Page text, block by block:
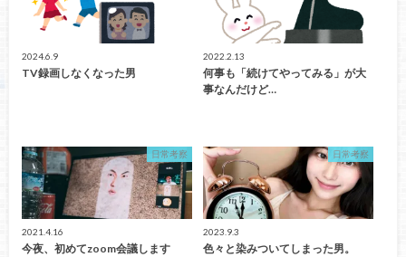
2024.6.9
TV録画しなくなった男
2022.2.13
何事も「続けてやってみる」が大
事なんだけど…
日常考察
2021.4.16
今夜、初めてzoom会議します
日常考察
2023.9.3
色々と染みついてしまった男。